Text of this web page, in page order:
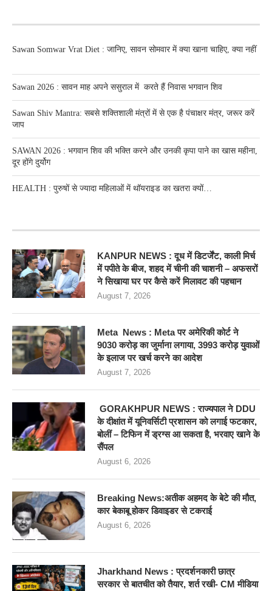
Sawan Somwar Vrat Diet : जानिए, सावन सोमवार में क्या खाना चाहिए, क्या नहीं
Sawan 2026 : सावन माह अपने ससुराल में करते हैं निवास भगवान शिव
Sawan Shiv Mantra: सबसे शक्तिशाली मंत्रों में से एक है पंचाक्षर मंत्र, जरूर करें
जाप
SAWAN 2026 : भगवान शिव की भक्ति करने और उनकी कृपा पाने का खास महीना,
दूर होंगे दुर्योग
HEALTH : पुरुषों से ज्यादा महिलाओं में थॉयराइड का खतरा क्यों…
KANPUR NEWS : दूध में डिटर्जेंट, काली मिर्च
में पपीते के बीज, शहद में चीनी की चाशनी – अफसरों
ने सिखाया घर पर कैसे करें मिलावट की पहचान
August 7, 2026
Meta News : Meta पर अमेरिकी कोर्ट ने
9030 करोड़ का जुर्माना लगाया, 3993 करोड़ युवाओं
के इलाज पर खर्च करने का आदेश
August 7, 2026
GORAKHPUR NEWS : राज्यपाल ने DDU
के दीक्षांत में यूनिवर्सिटी प्रशासन को लगाई फटकार,
बोलीं – टिफिन में ड्रग्स आ सकता है, भरवाए खाने के
सैंपल
August 6, 2026
Breaking News:अतीक अहमद के बेटे की मौत,
कार बेकाबू होकर डिवाइडर से टकराई
August 6, 2026
Jharkhand News : प्रदर्शनकारी छात्र
सरकार से बातचीत को तैयार, शर्त रखी- CM मीडिया